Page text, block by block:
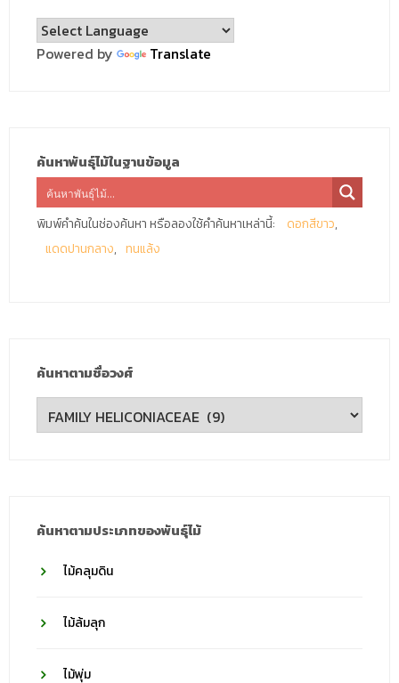
Powered by Translate
ค้นหาพันธุ์ไม้ในฐานข้อมูล
พิมพ์คำค้นในช่องค้นหา หรือลองใช้คำค้นหาเหล่านี้:
ดอกสีขาว
แดดปานกลาง
ทนแล้ง
ค้นหาตามชื่อวงศ์
ค้นหา
ตาม
ค้นหาตามประเภทของพันธุ์ไม้
ไม้คลุมดิน
ไม้ล้มลุก
ไม้พุ่ม